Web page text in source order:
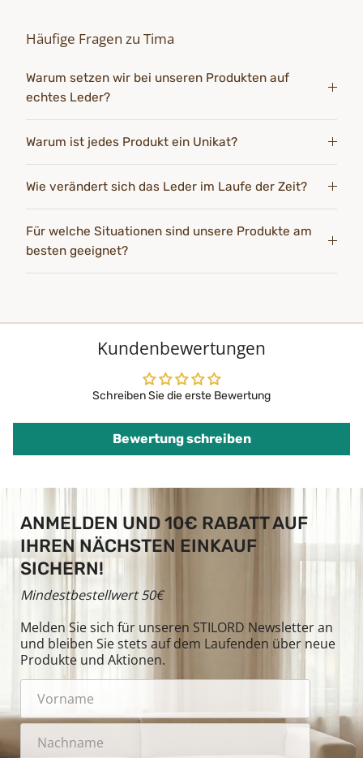
Häufige Fragen zu Tima
Warum setzen wir bei unseren Produkten auf
echtes Leder?
Warum ist jedes Produkt ein Unikat?
Wie verändert sich das Leder im Laufe der Zeit?
Für welche Situationen sind unsere Produkte am
besten geeignet?
Kundenbewertungen
Schreiben Sie die erste Bewertung
Bewertung schreiben
ANMELDEN UND 10€ RABATT AUF
IHREN NÄCHSTEN EINKAUF
SICHERN!
Mindestbestellwert 50€
Melden Sie sich für unseren STILORD Newsletter an
und bleiben Sie stets auf dem Laufenden über neue
Produkte und Aktionen.